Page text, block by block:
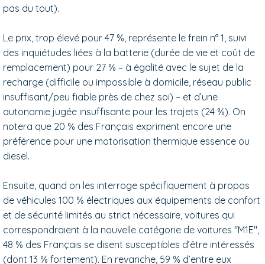
pas du tout).
Le prix, trop élevé pour 47 %, représente le frein n° 1, suivi
des inquiétudes liées à la batterie (durée de vie et coût de
remplacement) pour 27 % – à égalité avec le sujet de la
recharge (difficile ou impossible à domicile, réseau public
insuffisant/peu fiable près de chez soi) – et d’une
autonomie jugée insuffisante pour les trajets (24 %). On
notera que 20 % des Français expriment encore une
préférence pour une motorisation thermique essence ou
diesel.
Ensuite, quand on les interroge spécifiquement à propos
de véhicules 100 % électriques aux équipements de confort
et de sécurité limités au strict nécessaire, voitures qui
correspondraient à la nouvelle catégorie de voitures "M1E",
48 % des Français se disent susceptibles d’être intéressés
(dont 13 % fortement). En revanche, 59 % d’entre eux